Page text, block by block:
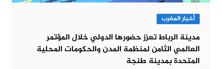
أخبار المغرب
مدينة الرباط تعزز حضورها الدولي خلال المؤتمر
العالمي الثامن لمنظمة المدن والحكومات المحلية
المتحدة بمدينة طنجة